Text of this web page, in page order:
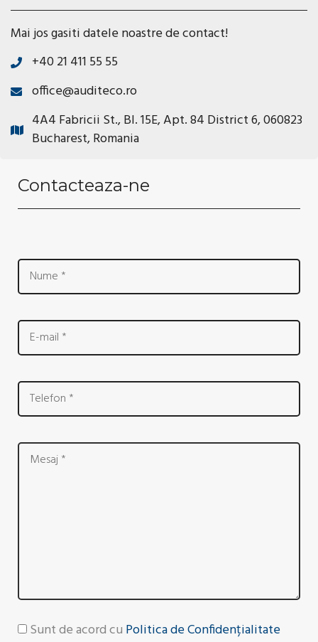
Mai jos gasiti datele noastre de contact!
+40 21 411 55 55
office@auditeco.ro
4A4 Fabricii St., Bl. 15E, Apt. 84 District 6, 060823
Bucharest, Romania
Contacteaza-ne
Sunt de acord cu Politica de Confidențialitate